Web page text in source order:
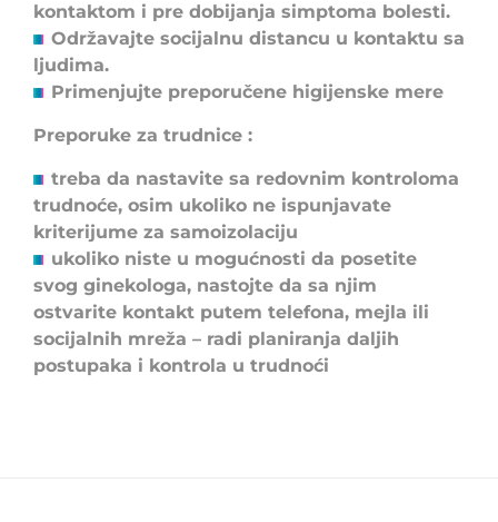
kontaktom i pre dobijanja simptoma bolesti.
Održavajte socijalnu distancu u kontaktu sa
ljudima.
Primenjujte preporučene higijenske mere
Preporuke za trudnice :
treba da nastavite sa redovnim kontroloma
trudnoće, osim ukoliko ne ispunjavate
kriterijume za samoizolaciju
ukoliko niste u mogućnosti da posetite
svog ginekologa, nastojte da sa njim
ostvarite kontakt putem telefona, mejla ili
socijalnih mreža – radi planiranja daljih
postupaka i kontrola u trudnoći